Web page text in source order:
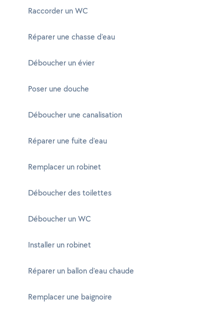
Raccorder un WC
Réparer une chasse d'eau
Déboucher un évier
Poser une douche
Déboucher une canalisation
Réparer une fuite d'eau
Remplacer un robinet
Déboucher des toilettes
Déboucher un WC
Installer un robinet
Réparer un ballon d'eau chaude
Remplacer une baignoire